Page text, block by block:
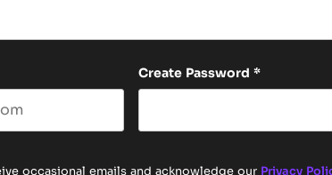
Create Password *
occasional emails and acknowledge our Privacy